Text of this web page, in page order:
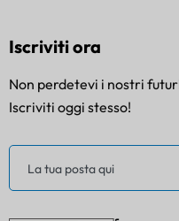
Iscriviti ora
Non perdetevi i nostri
Iscriviti oggi stesso!